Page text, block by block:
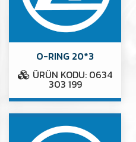
O-RING 20*3
ÜRÜN KODU: 0634
303 199